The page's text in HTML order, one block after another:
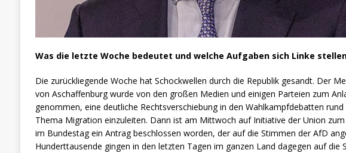
Was die letzte Woche bedeutet und welche Aufgaben sich Linke
Die zurückliegende Woche hat Schockwellen durch die Republik gesandt. Der
von Aschaffenburg wurde von den großen Medien und einigen Parteien zum
genommen, eine deutliche Rechtsverschiebung in den Wahlkampfdebatten rund
Thema Migration einzuleiten. Dann ist am Mittwoch auf Initiative der Union
im Bundestag ein Antrag beschlossen worden, der auf die Stimmen der AfD
Hunderttausende gingen in den letzten Tagen im ganzen Land dagegen auf die